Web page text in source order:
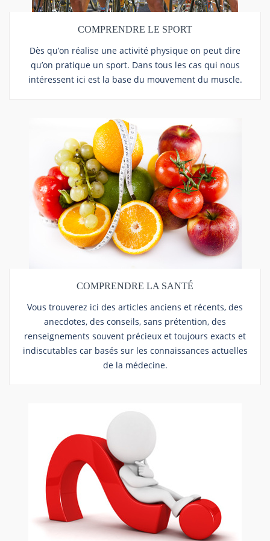
COMPRENDRE LE SPORT
Dès qu’on réalise une activité physique on peut dire
qu’on pratique un sport. Dans tous les cas qui nous
intéressent ici est la base du mouvement du muscle.
COMPRENDRE LA SANTÉ
Vous trouverez ici des articles anciens et récents, des
anecdotes, des conseils, sans prétention, des
renseignements souvent précieux et toujours exacts et
indiscutables car basés sur les connaissances actuelles
de la médecine.